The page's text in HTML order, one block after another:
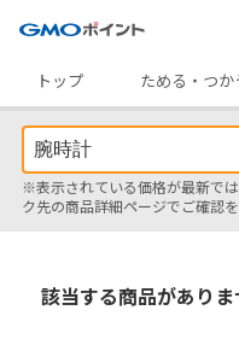
トップ
ためる・つか
※表示されている価格が最新で
ク先の商品詳細ページでご確認を
該当する商品がありま